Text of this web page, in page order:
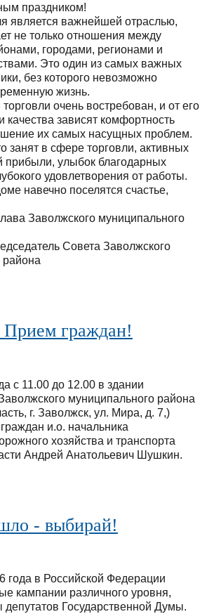
праздником!
является важнейшей отраслью,
не только отношения между
городами, регионами и
Это один из самых важных
без которого невозможно
жизнь.
очень востребован, и от его
качества зависят комфортность
их самых насущных проблем.
занят в сфере торговли, активных
прибыли, улыбок благодарных
удовлетворения от работы.
навечно поселятся счастье,
Заволжского муниципального
Совета Заволжского
района
граждан!
с 11.00 до 12.00 в здании
муниципального района
г. Заволжск, ул. Мира, д. 7,)
и.о. начальника
хозяйства и транспорта
Андрей Анатольевич Шушкин.
- выбирай!
года в Российской Федерации
кампании различного уровня,
Государственной Думы.